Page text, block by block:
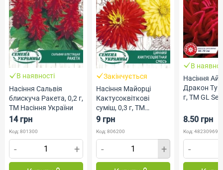
В наявності
Насіння Сальвія
блискуча Ракета, 0,2 г,
ТМ Насіння України
14 грн
Код: 801300
- +
Закінчується
Насіння Майорці
Кактусоквіткові
суміш, 0,3 г, ТМ
Насіння України
9 грн
Код: 806200
- +
В
Насіння
Дракон
г, ТМ GL
8.50 грн
Код:
-